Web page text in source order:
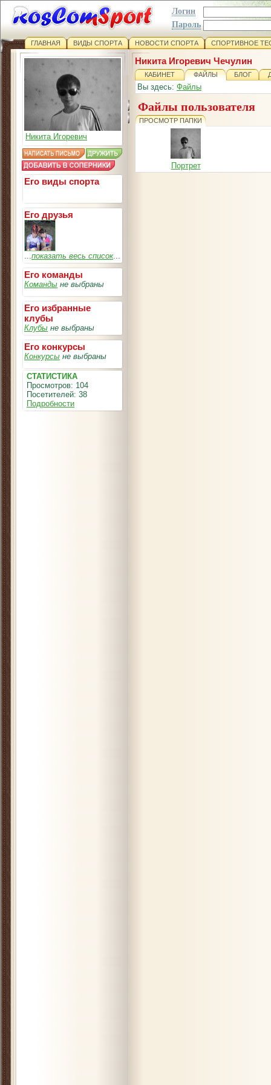
Логин
Пароль
ГЛАВНАЯ ВИДЫ СПОРТА НОВОСТИ СПОРТА СПОРТИВНОЕ
Никита Игоревич
Его виды спорта
Его друзья
...показать весь список...
Его команды
Команды не выбраны
Его избранные
клубы
Клубы не выбраны
Его конкурсы
Конкурсы не выбраны
СТАТИСТИКА
Просмотров: 104
Посетителей: 38
Подробности
Никита Игоревич Чечулин
КАБИНЕТ ФАЙЛЫ БЛОГ
Вы здесь: Файлы
Файлы пользователя
ПРОСМОТР ПАПКИ
Портрет